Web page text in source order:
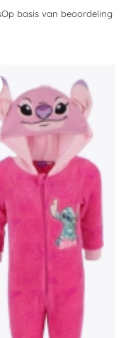
onesie met
gevoelige huid
natuurlijke wijze
is. Een
of drukknoopjes
shirts en
juiste kinderonesie
van je kind: voor
met een
en kleuters een
en reflecterende
, platte naden,
onderhoud
prints en
en meisjes – van
winteronesies;
voor extra
Op basis van beoordeling